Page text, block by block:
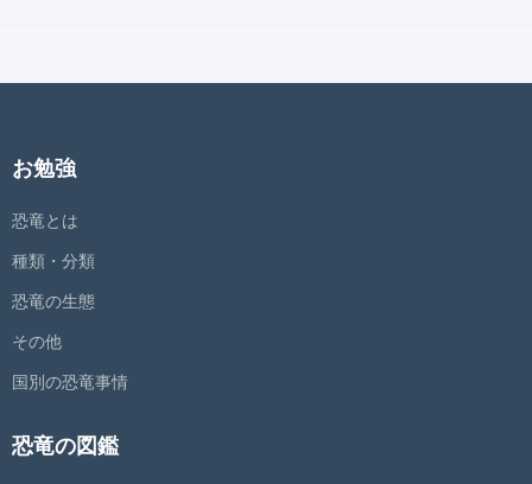
お勉強
恐竜とは
種類・分類
恐竜の生態
その他
国別の恐竜事情
恐竜の図鑑